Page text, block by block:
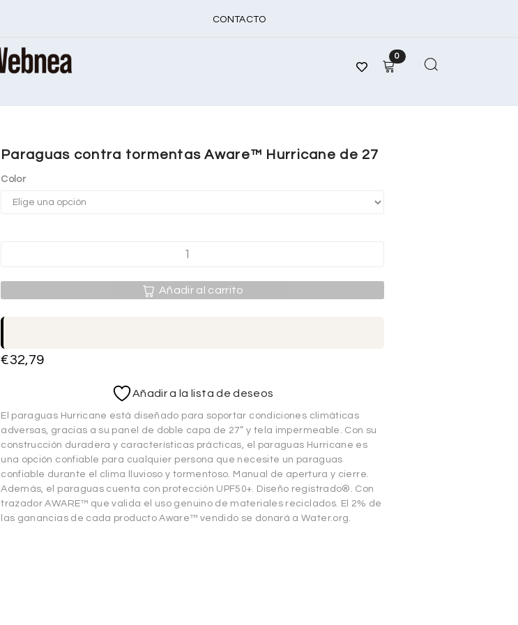
CONTACTO
0
Paraguas contra tormentas Aware™ Hurricane de 27
Color
Añadir al carrito
€32,79
Añadir a la lista de deseos
El paraguas Hurricane está diseñado para soportar condiciones climáticas
adversas, gracias a su panel de doble capa de 27” y tela impermeable. Con su
construcción duradera y características prácticas, el paraguas Hurricane es
una opción confiable para cualquier persona que necesite un paraguas
confiable durante el clima lluvioso y tormentoso. Manual de apertura y cierre.
Además, el paraguas cuenta con protección UPF50+. Diseño registrado®. Con
trazador AWARE™ que valida el uso genuino de materiales reciclados. El 2% de
las ganancias de cada producto Aware™ vendido se donará a Water.org.